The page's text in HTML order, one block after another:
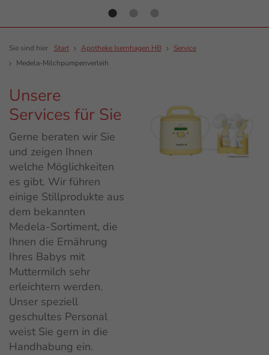
Sie sind hier Start Apotheke Isernhagen HB
Service
Medela-Milchpumpenverleih
Unsere
Services für Sie
Gerne beraten wir Sie
und zeigen Ihnen
welche Möglichkeiten
es gibt. Wir führen
einige Stillprodukte aus
dem bekannten
Medela-Sortiment, die
Ihnen die Ernährung
Ihres Babys mit
Muttermilch sehr
erleichtern werden.
Unser speziell
geschultes Personal
weist Sie gern in die
Handhabung ein.